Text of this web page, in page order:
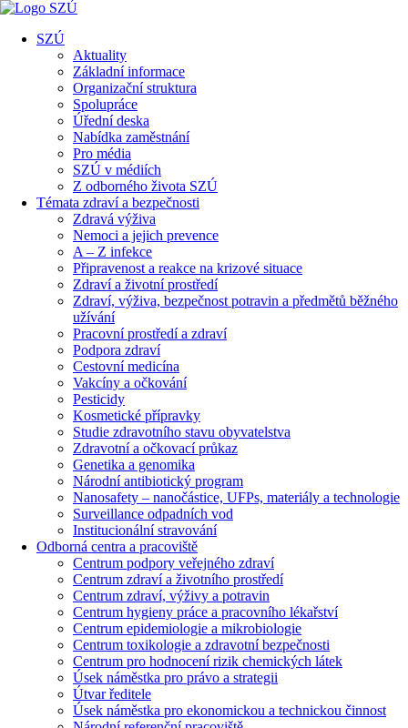
SZÚ
Aktuality
Základní informace
Organizační struktura
Spolupráce
Úřední deska
Nabídka zaměstnání
Pro média
SZÚ v médiích
Z odborného života SZÚ
Témata zdraví a bezpečnosti
Zdravá výživa
Nemoci a jejich prevence
A – Z infekce
Připravenost a reakce na krizové situace
Zdraví a životní prostředí
Zdraví, výživa, bezpečnost potravin a předmětů běžného
užívání
Pracovní prostředí a zdraví
Podpora zdraví
Cestovní medicína
Vakcíny a očkování
Pesticidy
Kosmetické přípravky
Studie zdravotního stavu obyvatelstva
Zdravotní a očkovací průkaz
Genetika a genomika
Národní antibiotický program
Nanosafety – nanočástice, UFPs, materiály a technologie
Surveillance odpadních vod
Institucionální stravování
Odborná centra a pracoviště
Centrum podpory veřejného zdraví
Centrum zdraví a životního prostředí
Centrum zdraví, výživy a potravin
Centrum hygieny práce a pracovního lékařství
Centrum epidemiologie a mikrobiologie
Centrum toxikologie a zdravotní bezpečnosti
Centrum pro hodnocení rizik chemických látek
Úsek náměstka pro právo a strategii
Útvar ředitele
Úsek náměstka pro ekonomickou a technickou činnost